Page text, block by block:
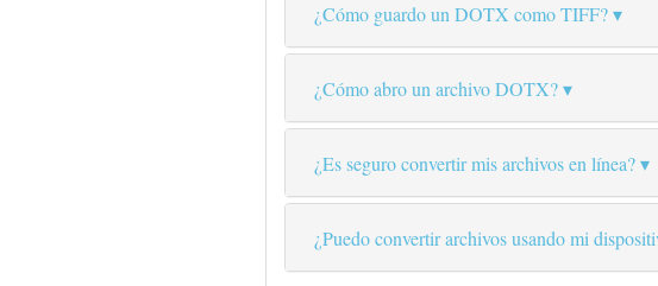
¿Cómo guardo un DOTX como TIFF?
¿Cómo abro un archivo DOTX?
¿Es seguro convertir mis archivos en línea?
¿Puedo convertir archivos usando mi